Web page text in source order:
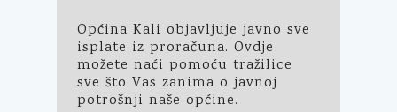
Općina Kali objavljuje javno sve
isplate iz proračuna. Ovdje
možete naći pomoću tražilice
sve što Vas zanima o javnoj
potrošnji naše općine.